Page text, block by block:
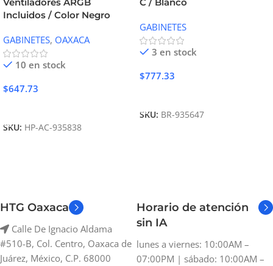
Incluidos / Color Negro
GABINETES, OAXACA
10 en stock
$647.73
SKU: HP-AC-935838
GABINETES
3 en stock
$777.33
SKU: BR-935647
HTG Oaxaca
Calle De Ignacio Aldama
#510-B, Col. Centro, Oaxaca de
Juárez, México, C.P. 68000
Horario de atención
sin IA
lunes a viernes: 10:00AM –
07:00PM | sábado: 10:00AM –